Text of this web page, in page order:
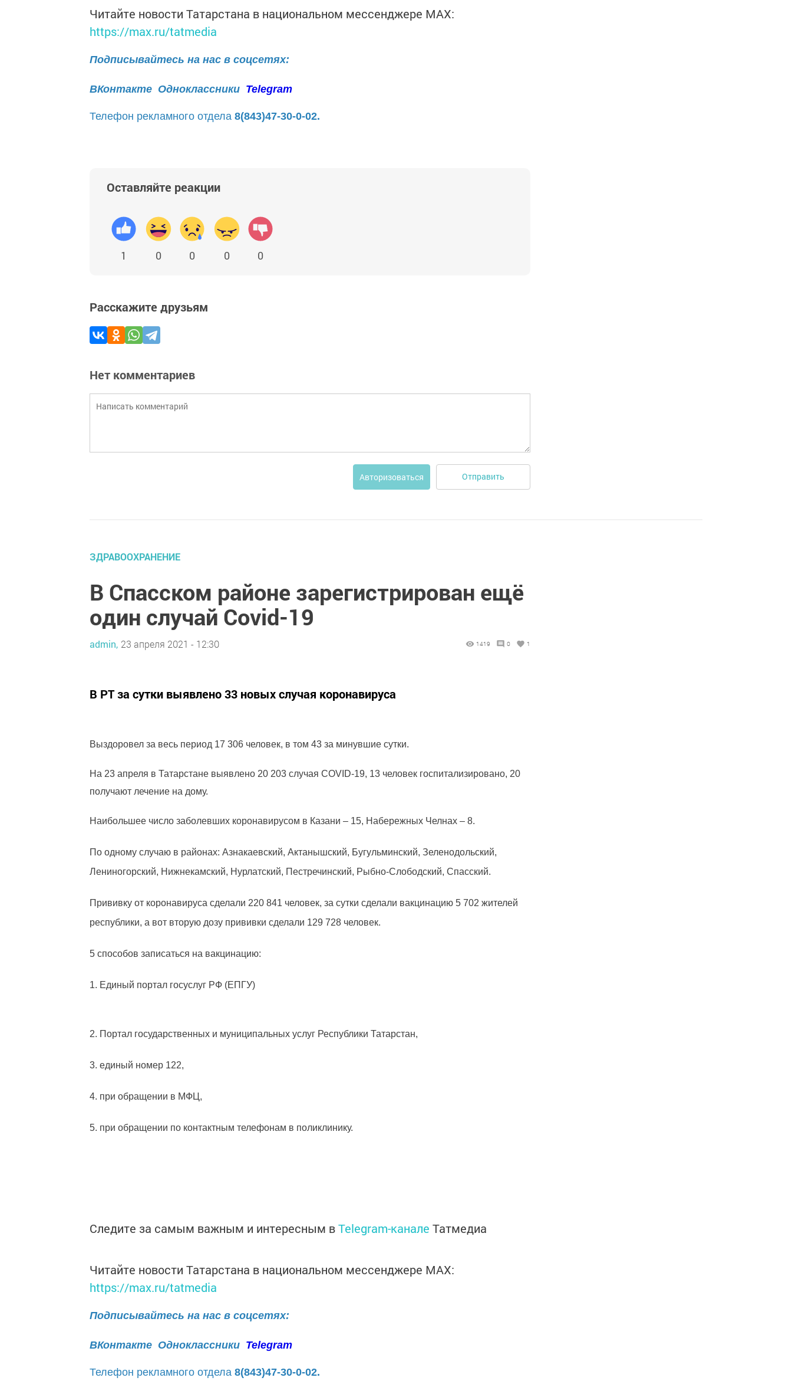
Читайте новости Татарстана в национальном мессенджере MАХ:
https://max.ru/tatmedia
Подписывайтесь на нас в соцсетях:
ВКонтакте Одноклассники Telegram
Телефон рекламного отдела 8(843)47-30-0-02.
Оставляйте реакции
1 0 0 0 0
Расскажите друзьям
Нет комментариев
Авторизоваться Отправить
ЗДРАВООХРАНЕНИЕ
В Спасском районе зарегистрирован ещё
один случай Covid-19
admin, 23 апреля 2021 - 12:30 1419 0 1
В РТ за сутки выявлено 33 новых случая коронавируса
Выздоровел за весь период 17 306 человек, в том 43 за минувшие сутки.
На 23 апреля в Татарстане выявлено 20 203 случая COVID-19, 13 человек госпитализировано, 20
получают лечение на дому.
Наибольшее число заболевших коронавирусом в Казани – 15, Набережных Челнах – 8.
По одному случаю в районах: Азнакаевский, Актанышский, Бугульминский, Зеленодольский,
Лениногорский, Нижнекамский, Нурлатский, Пестречинский, Рыбно-Слободский, Спасский.
Прививку от коронавируса сделали 220 841 человек, за сутки сделали вакцинацию 5 702 жителей
республики, а вот вторую дозу прививки сделали 129 728 человек.
5 способов записаться на вакцинацию:
1. Единый портал госуслуг РФ (ЕПГУ)
2. Портал государственных и муниципальных услуг Республики Татарстан,
3. единый номер 122,
4. при обращении в МФЦ,
5. при обращении по контактным телефонам в поликлинику.
Следите за самым важным и интересным вTelegram-канале Татмедиа
Читайте новости Татарстана в национальном мессенджере MАХ:
https://max.ru/tatmedia
Подписывайтесь на нас в соцсетях:
ВКонтакте Одноклассники Telegram
Телефон рекламного отдела 8(843)47-30-0-02.